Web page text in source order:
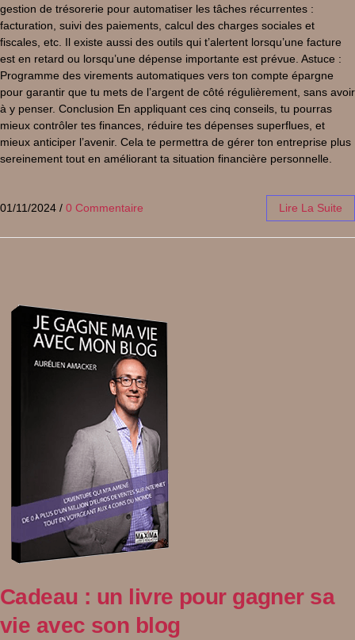
gestion de trésorerie pour automatiser les tâches récurrentes :
facturation, suivi des paiements, calcul des charges sociales et
fiscales, etc. Il existe aussi des outils qui t’alertent lorsqu’une facture
est en retard ou lorsqu’une dépense importante est prévue. Astuce :
Programme des virements automatiques vers ton compte épargne
pour garantir que tu mets de l’argent de côté régulièrement, sans avoir
à y penser. Conclusion En appliquant ces cinq conseils, tu pourras
mieux contrôler tes finances, réduire tes dépenses superflues, et
mieux anticiper l’avenir. Cela te permettra de gérer ton entreprise plus
sereinement tout en améliorant ta situation financière personnelle.
01/11/2024 / 0 Commentaire Lire La Suite
Cadeau : un livre pour gagner sa
vie avec son blog